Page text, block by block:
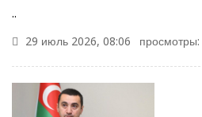
..
29 июль 2026, 08:06